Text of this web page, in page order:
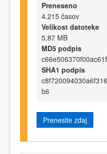
Preneseno
4,215 časov
Velikost datoteke
5,87 MB
MD5 podpis
SHA1 podpis
b6
Prenesite zdaj